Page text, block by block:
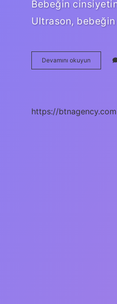
Bebeğin
Ultrason,
Devamını okuyun
Erkekse
https://btnagency.com